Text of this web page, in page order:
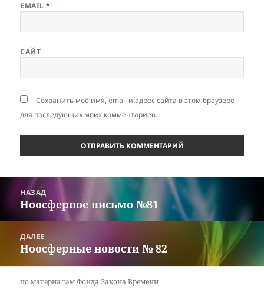
EMAIL*
САЙТ
Сохранить моё имя, email и адрес сайта в этом браузере
для последующих моих комментариев.
Навигация
записям
НАЗАД
Предыдущая
Ноосферное письмо №81
ДАЛЕЕ
Следующая
Ноосферные новости № 82
по материаламФонда Закона Времени